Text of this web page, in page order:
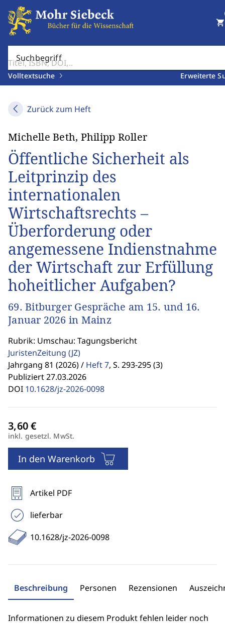
Suchbegriff
Volltextsuche Erweiterte
shopping_cart
Zurück zum Heft
Michelle Beth, Philipp Roller
Öffentliche Sicherheit als
Leitprinzip des
internationalen
Wirtschaftsrechts –
Überforderung oder
angemessene Indienstnahme
der Wirtschaft zur Erfüllung
hoheitlicher Aufgaben?
69. Bitburger Gespräche am 15. und 16.
Januar 2026 in Mainz
Rubrik: Umschau: Tagungsbericht
JuristenZeitung (JZ)
Jahrgang 81 (2026) / Heft 7, S. 293-295 (3)
Publiziert 27.03.2026
DOI 10.1628/jz-2026-0098
inkl. gesetzl. MwSt.
In den Warenkorb
Artikel PDF
lieferbar
10.1628/jz-2026-0098
Beschreibung Personen Rezensionen
Informationen zu diesem Produkt fehlen leider noch